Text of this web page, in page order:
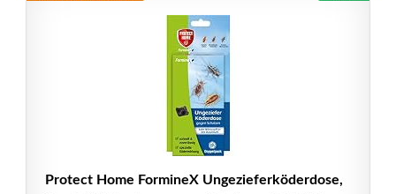
Protect Home FormineX Ungezieferköderdose,